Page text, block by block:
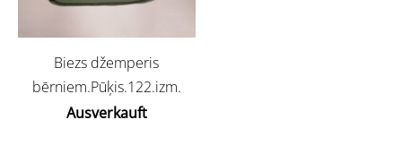
Biezs džemperis
bērniem.Pūķis.122.izm.
Ausverkauft